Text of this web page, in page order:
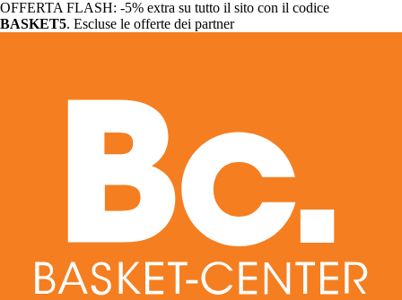
OFFERTA FLASH: -5% extra su tutto il sito con il codice
BASKET5. Escluse le offerte dei partner